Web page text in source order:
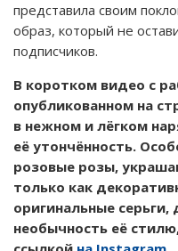
представила своим
образ, который не
подписчиков.
В коротком видео с
опубликованном на
в нежном и лёгком
её утончённость.
розовые розы,
только как
оригинальные
необычность её